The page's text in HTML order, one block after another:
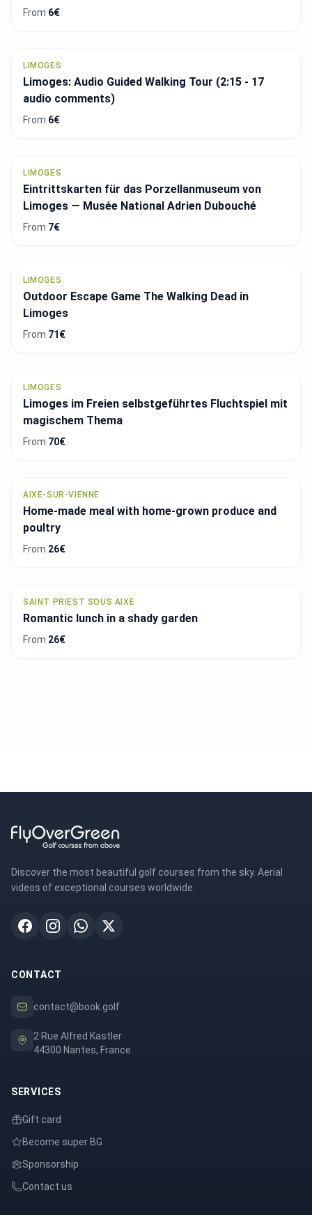
From 6€
LIMOGES
Limoges: Audio Guided Walking Tour (2:15 - 17
audio comments)
From 6€
LIMOGES
Eintrittskarten für das Porzellanmuseum von
Limoges — Musée National Adrien Dubouché
From 7€
LIMOGES
Outdoor Escape Game The Walking Dead in
Limoges
From 71€
LIMOGES
Limoges im Freien selbstgeführtes Fluchtspiel mit
magischem Thema
From 70€
AIXE-SUR-VIENNE
Home-made meal with home-grown produce and
poultry
From 26€
SAINT PRIEST SOUS AIXE
Romantic lunch in a shady garden
From 26€
Discover the most beautiful golf courses from the sky. Aerial
videos of exceptional courses worldwide.
CONTACT
contact@book.golf
2 Rue Alfred Kastler
44300 Nantes, France
SERVICES
Gift card
Become super BG
Sponsorship
Contact us